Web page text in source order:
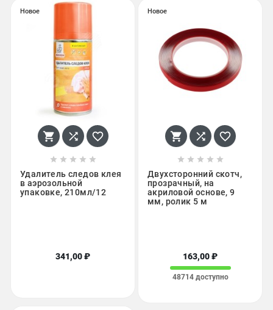
Новое
  
    
Удалитель следов клея
в аэрозольной
упаковке, 210мл/12
341,00 ₽
Новое
  
    
Двухсторонний скотч,
прозрачный, на
акриловой основе, 9
мм, ролик 5 м
163,00 ₽
48714 доступно